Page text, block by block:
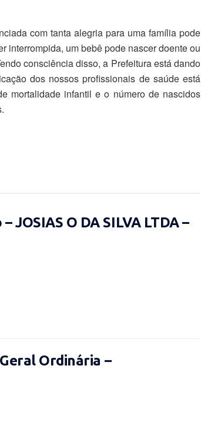
com tanta alegria para uma família pode
interrompida, um bebê pode nascer doente ou
consciência disso, a Prefeitura está dando
dos nossos profissionais de saúde está
mortalidade infantil e o número de nascidos
JOSIAS O DA SILVA LTDA –
Ordinária –